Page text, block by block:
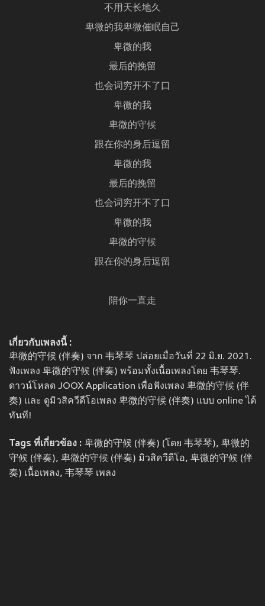
不用天长地久
卑微的我卑微催眠自己
卑微的我
最后的挽留
也会词穷开不了口
卑微的我
卑微的守候
跟在你的身后逗留
卑微的我
最后的挽留
也会词穷开不了口
卑微的我
卑微的守候
跟在你的身后逗留
陪你一直走
เกี่ยวกับเพลงนี้ :
卑微的守候 (伴奏) จาก 韦琴琴 ปล่อยเมื่อวันที่ 22 มิ.ย. 2021.
ฟังเพลง 卑微的守候 (伴奏) พร้อมทั้งเนื้อเพลงโดย 韦琴琴.
ดาวน์โหลด JOOX Application เพื่อฟังเพลง 卑微的守候 (伴
奏) และ ดูมิวสิควีดีโอเพลง 卑微的守候 (伴奏) แบบ online ได้
ทันที!
Tags ที่เกี่ยวข้อง : 卑微的守候 (伴奏) (โดย 韦琴琴), 卑微的
守候 (伴奏), 卑微的守候 (伴奏) มิวสิควีดีโอ, 卑微的守候 (伴
奏) เนื้อเพลง, 韦琴琴 เพลง